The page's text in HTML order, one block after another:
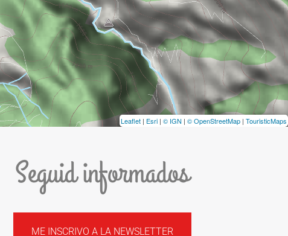
Leaflet | Esri | © IGN | © OpenStreetMap | TouristicMaps
Seguid informados
ME INSCRIVO A LA NEWSLETTER